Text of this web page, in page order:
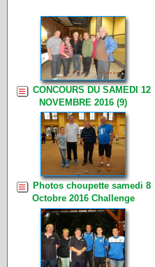
CONCOURS DU SAMEDI 12
NOVEMBRE 2016 (9)
Photos choupette samedi 8
Octobre 2016 Challenge
Charmette (7)